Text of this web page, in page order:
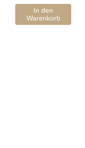
In den
Warenkorb